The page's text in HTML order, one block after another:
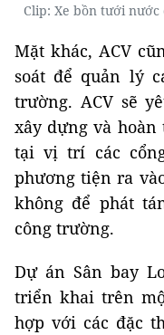
Clip: Xe bồn tưới
Mặt khác, ACV
soát để quản lý
trường. ACV sẽ
xây dựng và
tại vị trí các
phương tiện ra
không để phát
công trường.
Dự án Sân bay
triển khai trên
hợp với các đặc